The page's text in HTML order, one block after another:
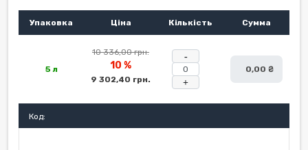
Упаковка Ціна Кількість Сумма
5 л
10 336,00 грн.
10 %
9 302,40 грн. +
0,00 ₴
Код: